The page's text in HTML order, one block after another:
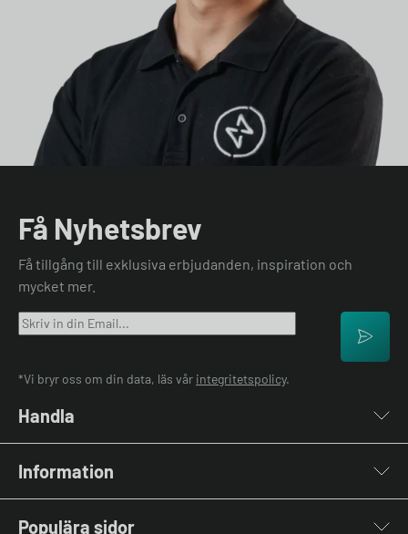
Få Nyhetsbrev
Få tillgång till exklusiva erbjudanden, inspiration och
mycket mer.
*Vi bryr oss om din data, läs vår integritetspolicy.
Handla
Laddkablar
Kabelhållare
Stolpar & Fästen
Information
Populära sidor